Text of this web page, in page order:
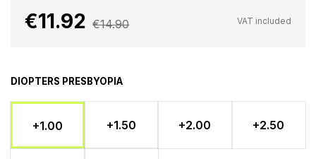
€11.92 €14.90 VAT included
DIOPTERS PRESBYOPIA
+1.00 +1.50 +2.00 +2.50